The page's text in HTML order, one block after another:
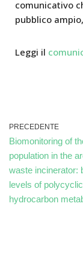
comunicativo
pubblico
Leggi il
PRECEDENTE
Biomonitoring of
population in the
waste incinerator:
levels of
hydrocarbon